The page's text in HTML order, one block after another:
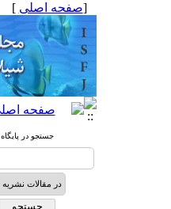
[صفحه اصلی ]
جستجو در پایگاه